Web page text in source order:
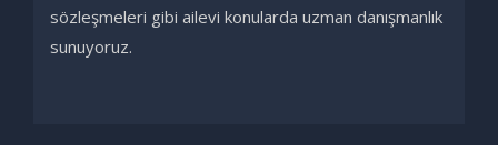
sözleşmeleri gibi ailevi konularda uzman danışmanlık
sunuyoruz.